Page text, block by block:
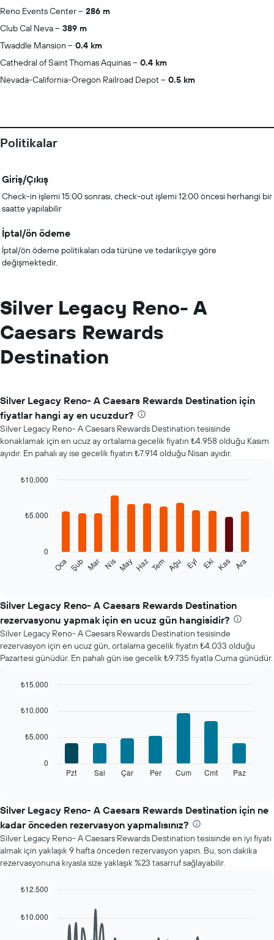
Reno Events Center
286 m
Club Cal Neva
389 m
Twaddle Mansion
0.4 km
Cathedral of Saint Thomas Aquinas
0.4 km
Nevada-California-Oregon Railroad Depot
0.5 km
Politikalar
Giriş/Çıkış
Check-in işlemi 15:00 sonrası, check-out işlemi 12:00 öncesi herhangi bir
saatte yapılabilir
İptal/ön ödeme
İptal/ön ödeme politikaları oda türüne ve tedarikçiye göre
değişmektedir.
Silver Legacy Reno- A
Caesars Rewards
Destination
Silver Legacy Reno- A Caesars Rewards Destination için
fiyatlar hangi ay en ucuzdur?
Silver Legacy Reno- A Caesars Rewards Destination tesisinde
konaklamak için en ucuz ay ortalama gecelik fiyatın ₺4.958 olduğu Kasım
ayıdır. En pahalı ay ise gecelik fiyatın ₺7.914 olduğu Nisan ayıdır.
with
Aşağıdaki
için
ortalama
oda
fiyatını
gösterir
Tablo
gösteren
Tablo
1
Y
ekseni
içerir
Oca Şub Mar Nis MayHazTem Ağu Eyl Eki Kas Ara
0
₺5.000
₺10.000
Silver Legacy Reno- A Caesars Rewards Destination
rezervasyonu yapmak için en ucuz gün hangisidir?
Silver Legacy Reno- A Caesars Rewards Destination tesisinde
rezervasyon için en ucuz gün, ortalama gecelik fiyatın ₺4.033 olduğu
Pazartesi günüdür. En pahalı gün ise gecelik ₺9.735 fiyatla Cuma günüdür.
chart
bars.
Aşağıdaki
günü
için
ortalama
oda
fiyatını
gösterir
haftanın
gösteren
graphic.
Pzt Sal Çar Per Cum Cmt Paz
0
₺5.000
₺10.000
₺15.000
Silver Legacy Reno- A Caesars Rewards Destination için ne
kadar önceden rezervasyon yapmalısınız?
Silver Legacy Reno- A Caesars Rewards Destination tesisinde en iyi fiyatı
almak için yaklaşık 9 hafta önceden rezervasyon yapın. Bu, son dakika
rezervasyonuna kıyasla size yaklaşık %23 tasarruf sağlayabilir.
with
₺10.000
₺12.500